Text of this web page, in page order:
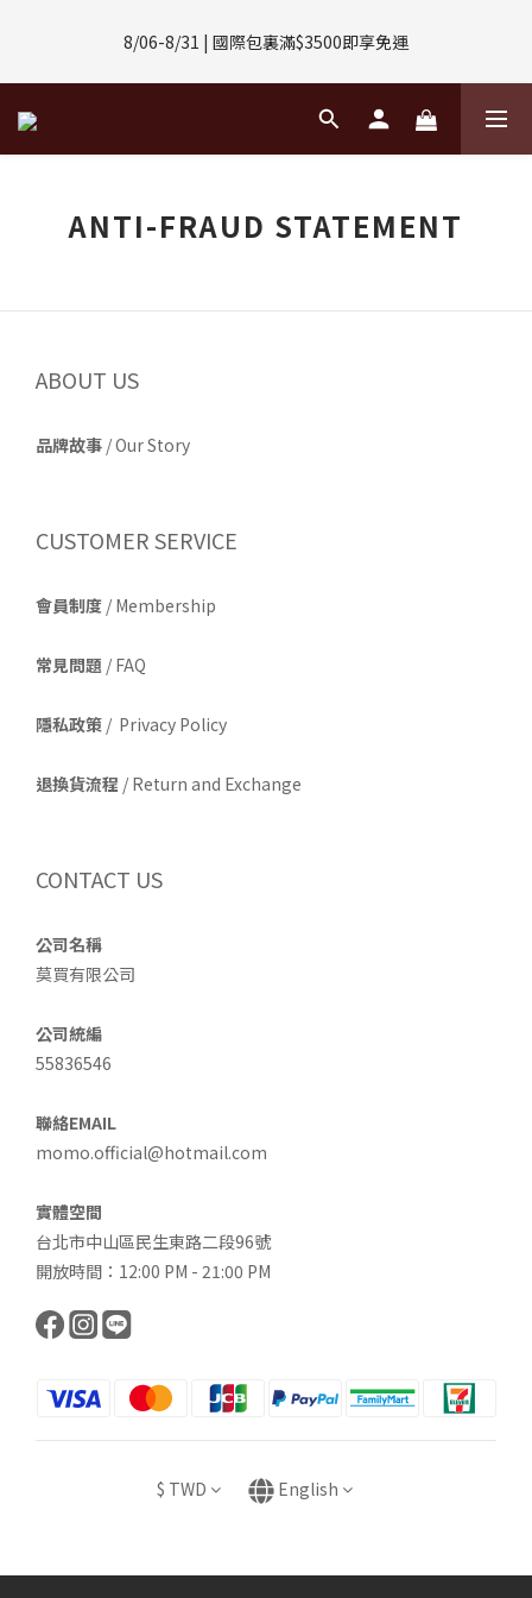
(數量有限售完不補)
8/06-8/31 | 國際包裏滿$3500即享免運
8/08-8/10 | 全館任選3件 贈 $188購物金
(數量有限售完不補)
ANTI-FRAUD STATEMENT
ABOUT US
品牌故事 /Our Story
CUSTOMER SERVICE
會員制度 / Membership
常見問題 / FAQ
隱私政策 / Privacy Policy
退換貨流程 / Return and Exchange
CONTACT US
公司名稱
莫買有限公司
公司統編
55836546
聯絡EMAIL
momo.official@hotmail.com
實體空間
台北市中山區民生東路二段96號
開放時間：12:00 PM - 21:00 PM
$ TWD English